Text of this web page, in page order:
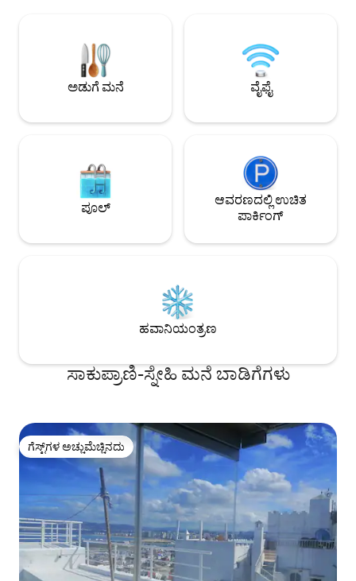
ಮತ್ತು ನಗರದ ಮುಖ್ಯಾಂಶಗಳ ಬಳಿ ಕೇಂದ್ರ ಸ್ಥಳ
ದಂಪತಿಗಳು, ಏಕಾಂಗಿ ಪ್ರಯಾಣಿಕರು ಅಥವಾ
ವ್ಯವಹಾರದ ಗೆಸ್ಟ್‌ಗಳಿಗೆ ಸೂಕ್ತವಾಗಿದೆ ಐಷಾರಾಮಿ,
ಆರಾಮದಾಯಕ ಮತ್ತು ಕಡಲತೀರವು ಕೆಲವೇ ಹೆಜ್ಜೆ
ಮೊರಾಕೊ ಮತ್ತು
ವಾರಾಂತ್ಯದ
ಅಡುಗೆ ಮನೆ ವೈಫೈ
ಪೂಲ್
ಆವರಣದಲ್ಲಿ ಉಚಿತ
ಪಾರ್ಕಿಂಗ್
ಹವಾನಿಯಂತ್ರಣ
ಸಾಕುಪ್ರಾಣಿ-ಸ್ನೇಹಿ ಮನೆ ಬಾಡಿಗೆಗಳು
ಗೆಸ್ಟ್‌ಗಳ ಅಚ್ಚುಮೆಚ್ಚಿನದು
ಗೆಸ್ಟ್‌ಗಳ ಅಚ್ಚುಮೆಚ್ಚಿನದು